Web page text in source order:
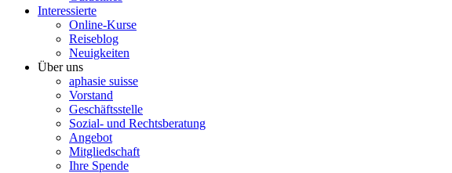
Interessierte
Online-Kurse
Reiseblog
Neuigkeiten
Über uns
aphasie suisse
Vorstand
Geschäftsstelle
Sozial- und Rechtsberatung
Angebot
Mitgliedschaft
Ihre Spende